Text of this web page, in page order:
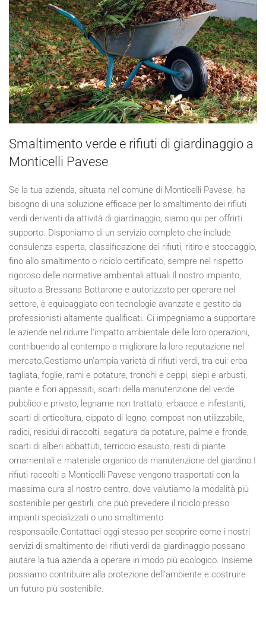
Smaltimento verde e rifiuti di giardinaggio a
Monticelli Pavese
Se la tua azienda, situata nel comune di Monticelli Pavese, ha
bisogno di una soluzione efficace per lo smaltimento dei rifiuti
verdi derivanti da attività di giardinaggio, siamo qui per offrirti
supporto. Disponiamo di un servizio completo che include
consulenza esperta, classificazione dei rifiuti, ritiro e stoccaggio,
fino allo smaltimento o riciclo certificato, sempre nel rispetto
rigoroso delle normative ambientali attuali.Il nostro impianto,
situato a Bressana Bottarone e autorizzato per operare nel
settore, è equipaggiato con tecnologie avanzate e gestito da
professionisti altamente qualificati. Ci impegniamo a supportare
le aziende nel ridurre l'impatto ambientale delle loro operazioni,
contribuendo al contempo a migliorare la loro reputazione nel
mercato.Gestiamo un'ampia varietà di rifiuti verdi, tra cui: erba
tagliata, foglie, rami e potature, tronchi e ceppi, siepi e arbusti,
piante e fiori appassiti, scarti della manutenzione del verde
pubblico e privato, legname non trattato, erbacce e infestanti,
scarti di orticoltura, cippato di legno, compost non utilizzabile,
radici, residui di raccolti, segatura da potature, palme e fronde,
scarti di alberi abbattuti, terriccio esausto, resti di piante
ornamentali e materiale organico da manutenzione del giardino.I
rifiuti raccolti a Monticelli Pavese vengono trasportati con la
massima cura al nostro centro, dove valutiamo la modalità più
sostenibile per gestirli, che può prevedere il riciclo presso
impianti specializzati o uno smaltimento
responsabile.Contattaci oggi stesso per scoprire come i nostri
servizi di smaltimento dei rifiuti verdi da giardinaggio possano
aiutare la tua azienda a operare in modo più ecologico. Insieme
possiamo contribuire alla protezione dell’ambiente e costruire
un futuro più sostenibile.